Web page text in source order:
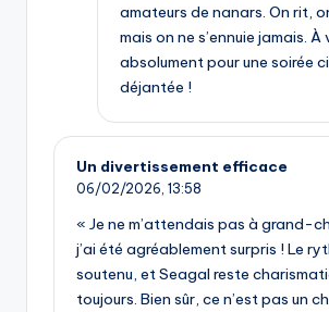
amateurs de nanars. On rit,
mais on ne s’ennuie jamais. À
absolument pour une soirée
déjantée !
Un divertissement efficace
06/02/2026, 13:58
« Je ne m’attendais pas à grand-
j’ai été agréablement surpris ! Le
soutenu, et Seagal reste
toujours. Bien sûr, ce n’est pas un